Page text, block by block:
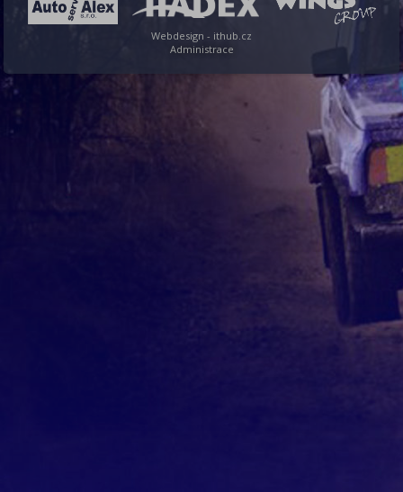
Webdesign - ithub.cz
Administrace